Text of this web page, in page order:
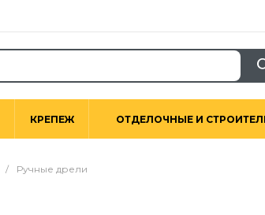
КРЕПЕЖ ОТДЕЛОЧНЫЕ И
/ Ручные дрели